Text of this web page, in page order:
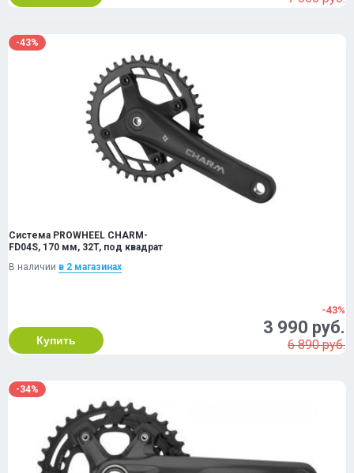
-43%
Система PROWHEEL CHARM-
FD04S, 170 мм, 32T, под квадрат
В наличии в 2 магазинах
Купить
-43%
3 990 руб.
6 890 руб.
-34%